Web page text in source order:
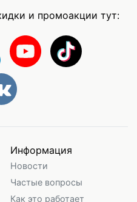
и промоакции тут:
Информация
Новости
Частые вопросы
Как это работает